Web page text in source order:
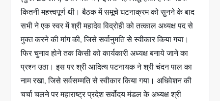
कितनी महत्त्वपूर्ण थी। बैठक में समूचे घटनाक्रम को सुनने के बाद
सभी ने एक स्वर में श्री महादेव विद्रोही को तत्काल अध्यक्ष पद से
मुक्त करने की मांग की, जिसे सर्वानुमति से स्वीकार किया गया।
फिर चुनाव होने तक किसी को कार्यकारी अध्यक्ष बनाये जाने का
प्रश्न उठा। इस पर श्री आदित्य पटनायक ने श्री चंदन पाल का
नाम रखा, जिसे सर्वसम्मति से स्वीकार किया गया। अधिवेशन की
चर्चा चलने पर महाराष्ट्र प्रदेश सर्वोदय मंडल के अध्यक्ष श्री